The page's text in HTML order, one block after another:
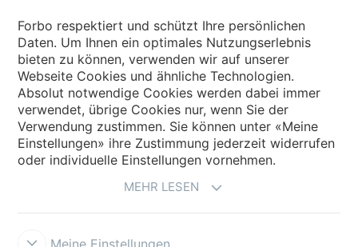
Land auswählen
Land auswählen
Forbo respektiert und schützt Ihre persönlichen
Daten. Um Ihnen ein optimales Nutzungserlebnis
bieten zu können, verwenden wir auf unserer
Webseite Cookies und ähnliche Technologien.
Absolut notwendige Cookies werden dabei immer
verwendet, übrige Cookies nur, wenn Sie der
Verwendung zustimmen. Sie können unter «Meine
Einstellungen» ihre Zustimmung jederzeit widerrufen
oder individuelle Einstellungen vornehmen.
MEHR LESEN
Meine Einstellungen